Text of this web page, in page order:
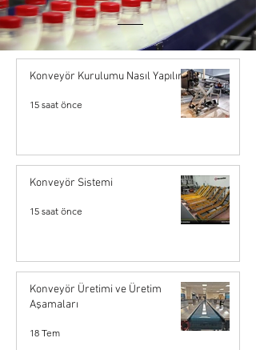
Konveyör Kurulumu Nasıl Yapılır?
15 saat önce
Konveyör Sistemi
15 saat önce
Konveyör Üretimi ve Üretim
Aşamaları
18 Tem